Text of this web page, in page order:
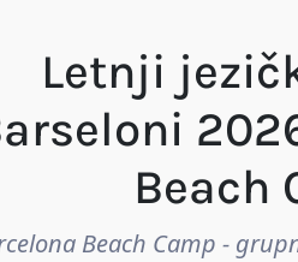
Letnji
Beach
Beach Camp -